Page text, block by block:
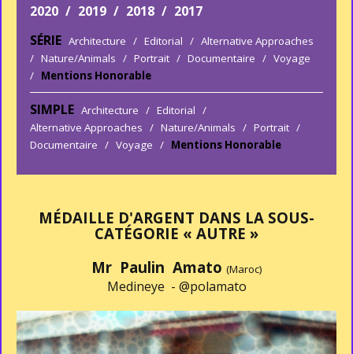
2020 / 2019 / 2018 / 2017
SÉRIE Architecture / Editorial / Alternative Approaches
/ Nature/Animals / Portrait / Documentaire / Voyage
/ Mentions Honorable
SIMPLE Architecture / Editorial /
Alternative Approaches / Nature/Animals / Portrait /
Documentaire / Voyage / Mentions Honorable
MÉDAILLE D'ARGENT DANS LA SOUS-
CATÉGORIE « AUTRE »
Mr Paulin Amato (Maroc)
Medineye - @polamato